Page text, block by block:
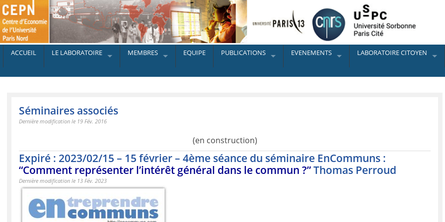
ACCUEIL LE LABORATOIRE MEMBRES EQUIPE PUBLICATIONS EVENEMENTS LABORATOIRE CITOYEN
Séminaires associés
Dernière modification le 19 Fév. 2016
(en construction)
Expiré : 2023/02/15 – 15 février – 4ème séance du séminaire EnCommuns :
“Comment représenter l’intérêt général dans le commun ?”Thomas Perroud
Dernière modification le 13 Fév. 2023